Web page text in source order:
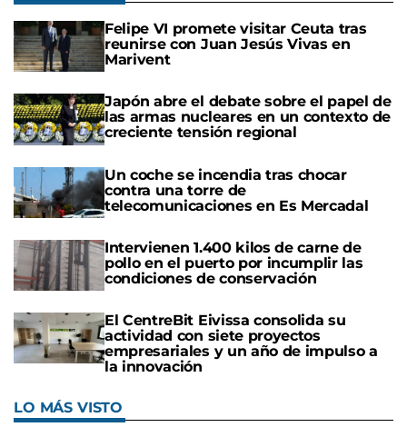
Felipe VI promete visitar Ceuta tras
reunirse con Juan Jesús Vivas en
Marivent
Japón abre el debate sobre el papel de
las armas nucleares en un contexto de
creciente tensión regional
Un coche se incendia tras chocar
contra una torre de
telecomunicaciones en Es Mercadal
Intervienen 1.400 kilos de carne de
pollo en el puerto por incumplir las
condiciones de conservación
El CentreBit Eivissa consolida su
actividad con siete proyectos
empresariales y un año de impulso a
la innovación
LO MÁS VISTO